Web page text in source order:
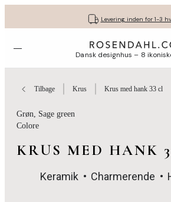
Levering inden for 1-3
Fri fragt ved køb for min.
30 dages gratis
Få dine gaver pakket
Vi er e-mærket
Åbn menuen Dansk designhus – 8
Tilbage Krus Krus med hank 33 cl
Grøn, Sage green
Colore
KRUS MED HANK
Keramik Charmerende